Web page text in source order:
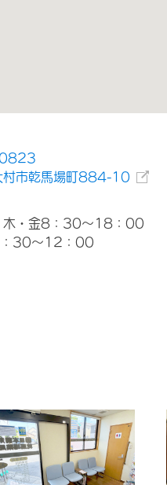
村市乾馬場町884-10
木・金8：30～18：00
：30～12：00